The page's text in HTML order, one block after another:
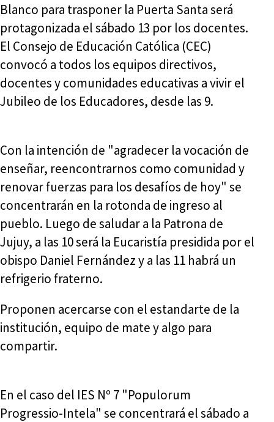
Blanco para trasponer la Puerta Santa será
protagonizada el sábado 13 por los docentes.
El Consejo de Educación Católica (CEC)
convocó a todos los equipos directivos,
docentes y comunidades educativas a vivir el
Jubileo de los Educadores, desde las 9.
Con la intención de "agradecer la vocación de
enseñar, reencontrarnos como comunidad y
renovar fuerzas para los desafíos de hoy" se
concentrarán en la rotonda de ingreso al
pueblo. Luego de saludar a la Patrona de
Jujuy, a las 10 será la Eucaristía presidida por el
obispo Daniel Fernández y a las 11 habrá un
refrigerio fraterno.
Proponen acercarse con el estandarte de la
institución, equipo de mate y algo para
compartir.
En el caso del IES Nº 7 "Populorum
Progressio-Intela" se concentrará el sábado a